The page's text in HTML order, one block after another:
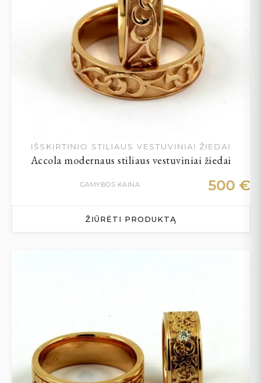
IŠSKIRTINIO STILIAUS VESTUVINIAI ŽIEDAI
Accola modernaus stiliaus vestuviniai žiedai
GAMYBOS KAINA 500 €
ŽIŪRĖTI PRODUKTĄ